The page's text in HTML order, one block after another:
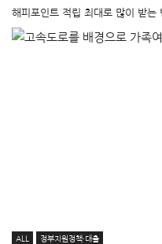
해피포인트 적립 최대로 많이 받
ALL 정부지원정책·대출